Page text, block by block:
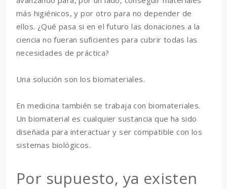
más higiénicos, y por otro para no depender de
ellos. ¿Qué pasa si en el futuro las donaciones a la
ciencia no fueran suficientes para cubrir todas las
necesidades de práctica?
Una solución son los biomateriales.
En medicina también se trabaja con biomateriales.
Un biomaterial es cualquier sustancia que ha sido
diseñada para interactuar y ser compatible con los
sistemas biológicos.
Por supuesto, ya existen